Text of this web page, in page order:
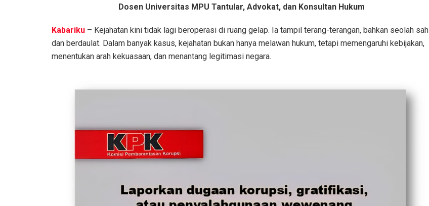
Dosen Universitas MPU Tantular, Advokat, dan Konsultan Hukum
Kabariku – Kejahatan kini tidak lagi beroperasi di ruang gelap. Ia tampil terang-terangan, bahkan seolah sah
dan berdaulat. Dalam banyak kasus, kejahatan bukan hanya melawan hukum, tetapi memengaruhi kebijakan,
menentukan arah kekuasaan, dan menantang legitimasi negara.